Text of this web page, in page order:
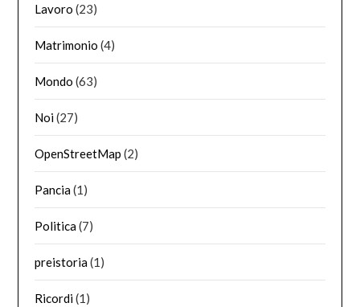
Lavoro (23)
Matrimonio (4)
Mondo (63)
Noi(27)
OpenStreetMap (2)
Pancia(1)
Politica(7)
preistoria(1)
Ricordi(1)